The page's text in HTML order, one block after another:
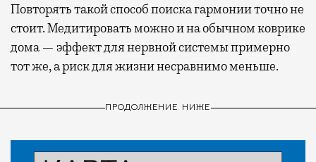
Повторять такой способ поиска гармонии точно не
стоит. Медитировать можно и на обычном коврике
дома — эффект для нервной системы примерно
тот же, а риск для жизни несравнимо меньше.
ПРОДОЛЖЕНИЕ НИЖЕ